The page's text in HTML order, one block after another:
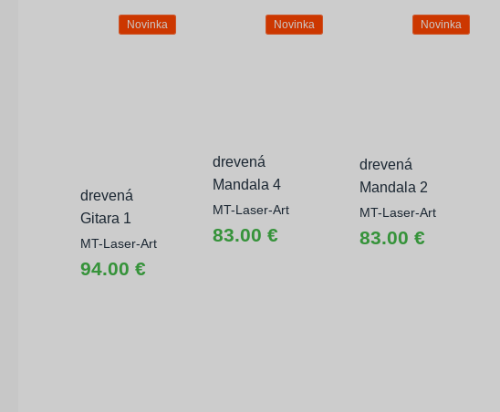
drevená
Gitara 1
Novinka
MT-Laser-Art
94.00 €
drevená
Mandala 4
Novinka
MT-Laser-Art
83.00 €
drevená
Mandala 2
Novinka
MT-Laser-Art
83.00 €